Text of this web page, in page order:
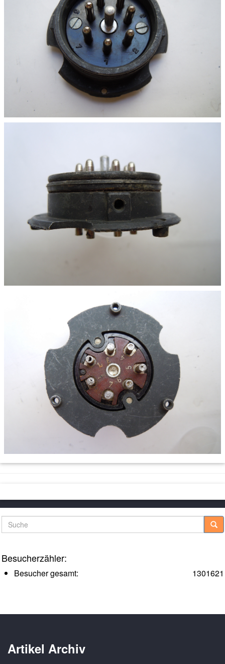
Suche
Besucherzähler:
1301621
Besucher gesamt:
Artikel Archiv